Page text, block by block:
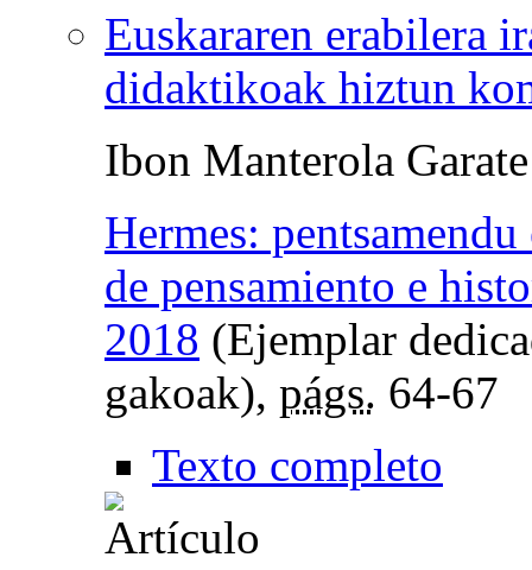
Euskararen erabilera
didaktikoak hiztun
Ibon Manterola Garate
Hermes:
de pensamiento e
2018 (Ejemplar
gakoak), págs. 64-67
Texto completo